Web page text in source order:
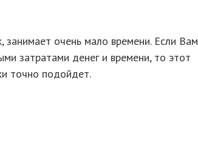
занимает очень мало времени. Если Вам
затратами денег и времени, то этот
точно подойдет.